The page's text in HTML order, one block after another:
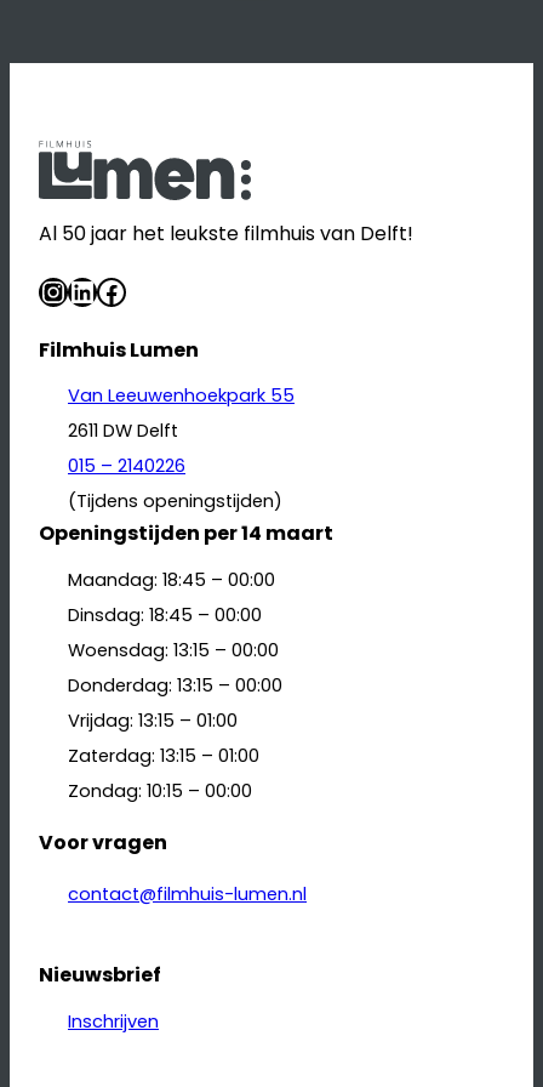
Al 50 jaar het leukste filmhuis van Delft!
InstagramLinkedIn Facebook
Filmhuis Lumen
Van Leeuwenhoekpark 55
2611 DW Delft
015 – 2140226
(Tijdens openingstijden)
Openingstijden per 14 maart
Maandag: 18:45 – 00:00
Dinsdag: 18:45 – 00:00
Woensdag: 13:15 – 00:00
Donderdag: 13:15 – 00:00
Vrijdag: 13:15 – 01:00
Zaterdag: 13:15 – 01:00
Zondag: 10:15 – 00:00
Voor vragen
contact@filmhuis-lumen.nl
Nieuwsbrief
Inschrijven